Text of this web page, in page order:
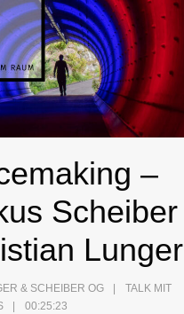
–
Scheiber
Lunger
& SCHEIBER OG
TALK MIT
00:25:23